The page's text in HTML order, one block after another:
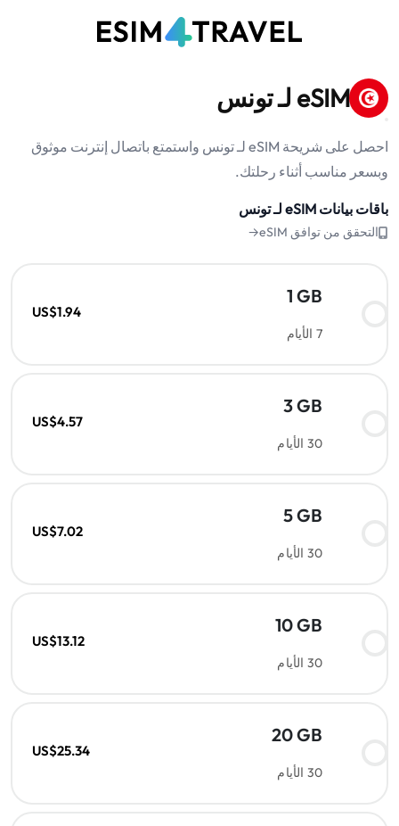
eSIM لـ تونس
احصل على شريحة eSIM لـ تونس واستمتع باتصال إنترنت موثوق
وبسعر مناسب أثناء رحلتك.
باقات بيانات eSIM لـ تونس
التحقق من توافق eSIM→
1 GB
7 الأيام
US$1.94
3 GB
30 الأيام
US$4.57
5 GB
30 الأيام
US$7.02
10 GB
30 الأيام
US$13.12
20 GB
30 الأيام
US$25.34